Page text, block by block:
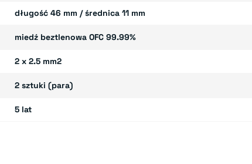
długość 46 mm / średnica 11 mm
miedź beztlenowa OFC 99.99%
2 x 2.5 mm2
2 sztuki (para)
5 lat